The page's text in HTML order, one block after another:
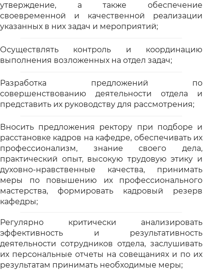
утверждение, а также обеспечение
своевременной и качественной реализации
указанных в них задач и мероприятий;
Осуществлять контроль и координацию
выполнения возложенных на отдел задач;
Разработка предложений по
совершенствованию деятельности отдела и
представить их руководству для рассмотрения;
Вносить предложения ректору при подборе и
расстановке кадров на кафедре, обеспечивать их
профессионализм, знание своего дела,
практический опыт, высокую трудовую этику и
духовно-нравственные качества, принимать
меры по повышению их профессионального
мастерства, формировать кадровый резерв
кафедры;
Регулярно критически анализировать
эффективность и результативность
деятельности сотрудников отдела, заслушивать
их персональные отчеты на совещаниях и по их
результатам принимать необходимые меры;